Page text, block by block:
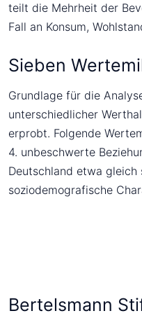
teilt die Mehrheit der
Fall an Konsum,
Sieben
Grundlage für die
unterschiedlicher
erprobt. Folgende
4. unbeschwerte
Deutschland etwa
soziodemografische
Bertelsmann